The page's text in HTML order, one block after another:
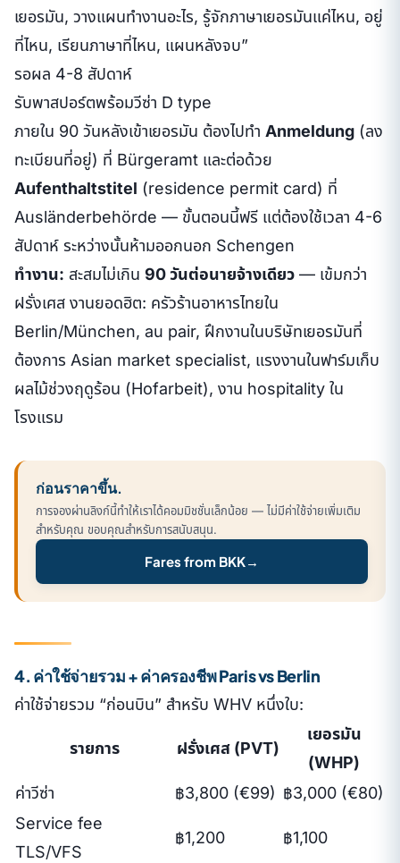
เยอรมัน, วางแผนทำงานอะไร, รู้จักภาษาเยอรมันแค่ไหน, อยู่
ที่ไหน, เรียนภาษาที่ไหน, แผนหลังจบ”
รอผล 4-8 สัปดาห์
รับพาสปอร์ตพร้อมวีซ่า D type
ภายใน 90 วันหลังเข้าเยอรมัน ต้องไปทำ Anmeldung (ลง
ทะเบียนที่อยู่) ที่ Bürgeramt และต่อด้วย
Aufenthaltstitel (residence permit card) ที่
Ausländerbehörde — ขั้นตอนนี้ฟรี แต่ต้องใช้เวลา 4-6
สัปดาห์ ระหว่างนั้นห้ามออกนอก Schengen
ทำงาน: สะสมไม่เกิน 90 วันต่อนายจ้างเดียว — เข้มกว่า
ฝรั่งเศส งานยอดฮิต: ครัวร้านอาหารไทยใน
Berlin/München, au pair, ฝึกงานในบริษัทเยอรมันที่
ต้องการ Asian market specialist, แรงงานในฟาร์มเก็บ
ผลไม้ช่วงฤดูร้อน (Hofarbeit), งาน hospitality ใน
โรงแรม
ก่อนราคาขึ้น.
การจองผ่านลิงก์นี้ทำให้เราได้คอมมิชชั่นเล็กน้อย — ไม่มีค่าใช้จ่ายเพิ่มเติม
สำหรับคุณ ขอบคุณสำหรับการสนับสนุน.
Fares from BKK→
4. ค่าใช้จ่ายรวม + ค่าครองชีพ Paris vs Berlin
ค่าใช้จ่ายรวม “ก่อนบิน” สำหรับ WHV หนึ่งใบ:
รายการ ฝรั่งเศส (PVT)
เยอรมัน
(WHP)
ค่าวีซ่า
฿3,800 (€99) ฿3,000 (€80)
Service fee
TLS/VFS
฿1,200 ฿1,100